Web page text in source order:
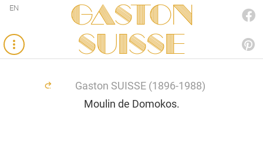
Gaston
SUISSE
EN
Gaston SUISSE (1896-1988)
Moulin de Domokos.